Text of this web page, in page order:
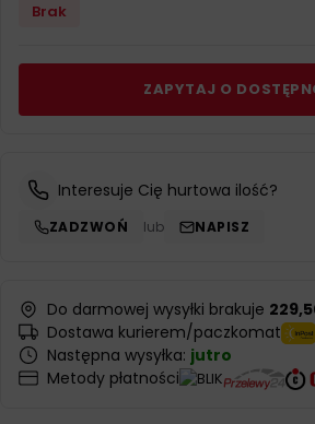
Brak
ZAPYTAJ O
Interesuje Cię hurtowa ilość?
ZADZWOŃ lub NAPISZ
Do darmowej wysyłki brakuje
Dostawa kurierem/paczkomat
Następna wysyłka: jutro
Metody płatności